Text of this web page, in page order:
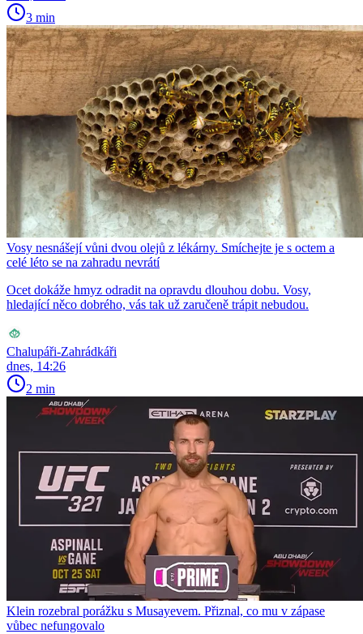
3 min
Vosy nesnášejí vůni dvou olejů z lékárny. Smíchejte je s octem a
celé léto se na zahradu nevrátí
Ocet dokáže hmyz odradit na opravdu dlouhou dobu. Vosy,
hledající něco dobrého, vás tak už zaručeně trápit nebudou.
Chalupáři-Zahrádkáři
dnes, 14:26
2 min
Klein rozebral porážku s Musayevem. Přiznal, co mu v zápase
vůbec nefungovalo